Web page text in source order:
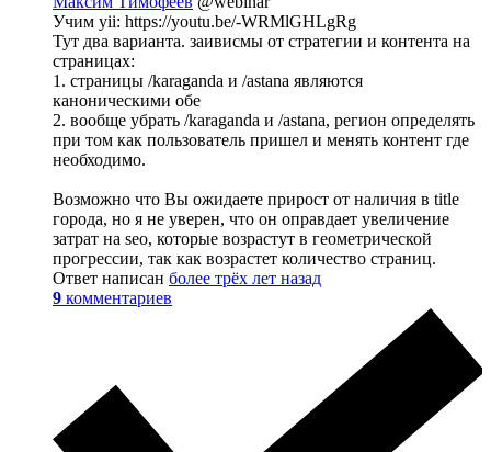
Учим yii: https://youtu.be/-WRMlGHLgRg
Тут два варианта. заивисмы от стратегии и контента на
страницах:
1. страницы /karaganda и /astana являются
каноническими обе
2. вообще убрать /karaganda и /astana, регион определять
при том как пользователь пришел и менять контент где
необходимо.
Возможно что Вы ожидаете прирост от наличия в title
города, но я не уверен, что он оправдает увеличение
затрат на seo, которые возрастут в геометрической
прогрессии, так как возрастет количество страниц.
Ответ написан более трёх лет назад
9 комментариев